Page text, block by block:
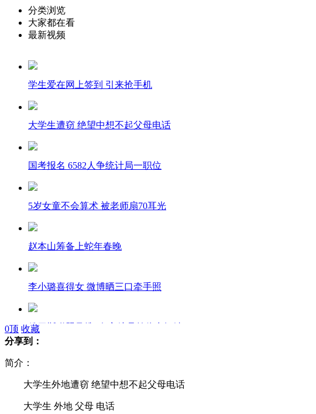
分类浏览
大家都在看
最新视频
学生爱在网上签到 引来抢手机
大学生遭窃 绝望中想不起父母电话
国考报名 6582人争统计局一职位
5岁女童不会算术 被老师扇70耳光
赵本山筹备上蛇年春晚
李小璐喜得女 微博晒三口牵手照
俄罗斯联盟号携3名宇航员前往空间站
苹果发布iPad mini平板电脑
英国财政大臣坐火车“逃票”被抓
0顶 收藏
分享到：
简介：
大学生外地遭窃 绝望中想不起父母电话
大学生 外地 父母 电话